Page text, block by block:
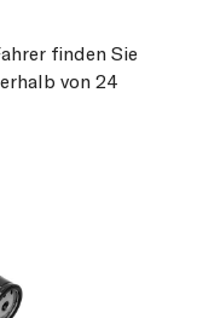
finden Sie
von 24